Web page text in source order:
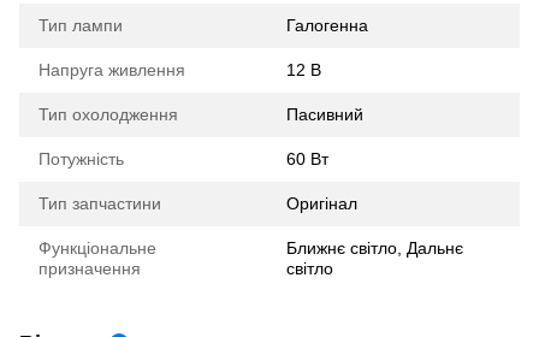
Тип лампи Галогенна
Напруга живлення 12 В
Тип охолодження Пасивний
Потужність 60 Вт
Тип запчастини Оригінал
Функціональне
призначення
Ближнє світло, Дальнє
світло